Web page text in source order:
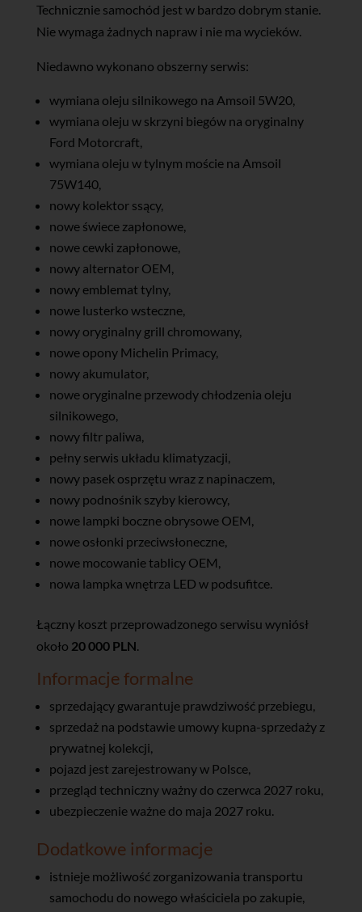
Technicznie samochód jest w bardzo dobrym stanie.
Nie wymaga żadnych napraw i nie ma wycieków.
Niedawno wykonano obszerny serwis:
wymiana oleju silnikowego na Amsoil 5W20,
wymiana oleju w skrzyni biegów na oryginalny
Ford Motorcraft,
wymiana oleju w tylnym moście na Amsoil
75W140,
nowy kolektor ssący,
nowe świece zapłonowe,
nowe cewki zapłonowe,
nowy alternator OEM,
nowy emblemat tylny,
nowe lusterko wsteczne,
nowy oryginalny grill chromowany,
nowe opony Michelin Primacy,
nowy akumulator,
nowe oryginalne przewody chłodzenia oleju
silnikowego,
nowy filtr paliwa,
pełny serwis układu klimatyzacji,
nowy pasek osprzętu wraz z napinaczem,
nowy podnośnik szyby kierowcy,
nowe lampki boczne obrysowe OEM,
nowe osłonki przeciwsłoneczne,
nowe mocowanie tablicy OEM,
nowa lampka wnętrza LED w podsufitce.
Łączny koszt przeprowadzonego serwisu wyniósł
około 20 000 PLN
Informacje formalne
sprzedający gwarantuje prawdziwość przebiegu,
sprzedaż na podstawie umowy kupna-sprzedaży z
prywatnej kolekcji,
pojazd jest zarejestrowany w Polsce,
przegląd techniczny ważny do czerwca 2027 roku,
ubezpieczenie ważne do maja 2027 roku.
Dodatkowe informacje
istnieje możliwość zorganizowania transportu
samochodu do nowego właściciela po zakupie,